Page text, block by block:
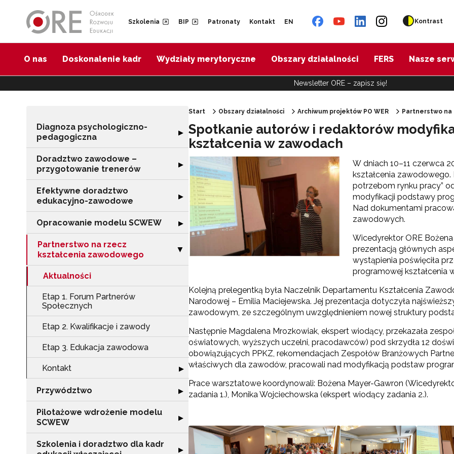
Szkolenia BIP Patronaty Kontakt EN Kontrast
O nas Doskonalenie kadr Wydziały merytoryczne Obszary działalności FERS Nasze
Newsletter ORE – zapisz się!
Diagnoza psychologiczno-
pedagogiczna
Rozwiń sekcję "Diagnoza psychologiczno-pedagogiczna"
▶
Doradztwo zawodowe –
przygotowanie trenerów
Rozwiń sekcję "Doradztwo zawodowe – przygotowanie trenerów"
▶
Efektywne doradztwo
edukacyjno-zawodowe
Rozwiń sekcję "Efektywne doradztwo edukacyjno-zawodowe"
▶
Opracowanie modelu SCWEW Rozwiń sekcję "Opracowanie modelu SCWEW"
▶
Partnerstwo na rzecz
kształcenia zawodowego
Zwiń sekcję "Partnerstwo na rzecz kształcenia zawodowego"
▶
Aktualności
Etap 1. Forum Partnerów
Społecznych
Etap 2. Kwalifikacje i zawody
Etap 3. Edukacja zawodowa
Kontakt Rozwiń sekcję "Kontakt"
▶
Przywództwo Rozwiń sekcję "Przywództwo"
▶
Pilotażowe wdrożenie modelu
SCWEW
Rozwiń sekcję "Pilotażowe wdrożenie modelu SCWEW"
▶
Szkolenia i doradztwo dla kadr
Rozwiń sekcję "Szkolenia i doradztwo dla kadr edukacji włączającej"
▶
Start Obszary działalności Archiwum projektów PO WER Partnerstwo na
Spotkanie autorów i redaktorów
kształcenia w zawodach
W dniach 10–11 czerwca
kształcenia
potrzebom rynku pracy”
modyfikacji podstawy
Nad dokumentami
zawodowych.
Wicedyrektor ORE
prezentacją głównych
wystąpienia poświęciła
programowej kształcenia
Kolejną prelegentką była Naczelnik Departamentu Kształcenia
Narodowej – Emilia Maciejewska. Jej prezentacja dotyczyła
zawodowym, ze szczególnym uwzględnieniem nowej struktury
Następnie Magdalena Mrozkowiak, ekspert wiodący, przekazała
oświatowych, wyższych uczelni, pracodawców) pod skrzydła 12
obowiązujących PPKZ, rekomendacjach Zespołów Branżowych
właściwych dla zawodów, pracowali nad modyfikacją podstaw
Prace warsztatowe koordynowali: Bożena Mayer-Gawron
zadania 1.), Monika Wojciechowska (ekspert wiodący zadania 2.).